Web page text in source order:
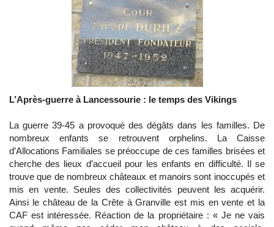
L’Après-guerre à Lancessourie : le temps des Vikings
La guerre 39-45 a provoqué des dégâts dans les familles. De
nombreux enfants se retrouvent orphelins. La Caisse
d’Allocations Familiales se préoccupe de ces familles brisées et
cherche des lieux d’accueil pour les enfants en difficulté. Il se
trouve que de nombreux châteaux et manoirs sont inoccupés et
mis en vente. Seules des collectivités peuvent les acquérir.
Ainsi le château de la Crête à Granville est mis en vente et la
CAF est intéressée. Réaction de la propriétaire : « Je ne vais